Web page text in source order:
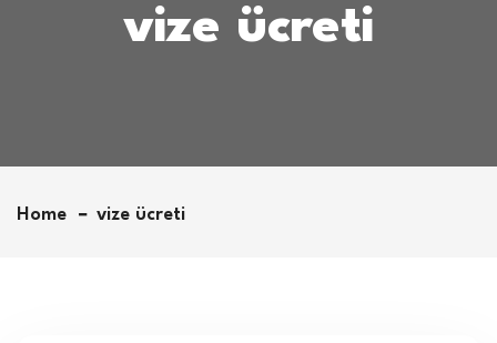
vize ücreti
Home vize ücreti